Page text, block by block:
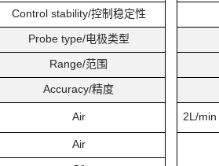
Control stability/控制稳定性
Probe type/电极类型
Range/范围
Accuracy/精度
Air 2L/min
Air